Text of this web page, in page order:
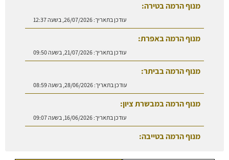
מנוף הרמה בטירה:
עודכן בתאריך:26/07/2026, בשעה 12:37
מנוף הרמה באפרת:
עודכן בתאריך:21/07/2026, בשעה 09:50
מנוף הרמה בביתר:
עודכן בתאריך:28/06/2026, בשעה 08:59
מנוף הרמה במבשרת ציון:
עודכן בתאריך:16/06/2026, בשעה 09:07
מנוף הרמה בטייבה: